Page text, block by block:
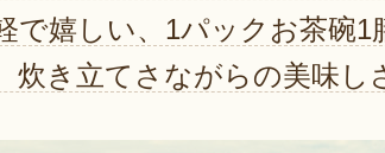
で嬉しい、1パックお茶碗1
炊き立てさながらの美味し